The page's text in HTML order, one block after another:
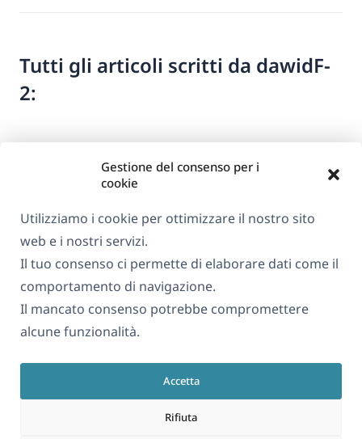
Gestione del consenso per i
cookie
Utilizziamo i cookie per ottimizzare il nostro sito
web e i nostri servizi.
Il tuo consenso ci permette di elaborare dati come il
comportamento di navigazione.
Il mancato consenso potrebbe compromettere
alcune funzionalità.
Accetta
Rifiuta
Tutti gli articoli scritti da dawidF-
2:
Italiano
GDPR e Informativa sulla Privacy
Unisciti al nostro team(si
nuova
apre
in
una
nuova
apre
in
una
nuova
apre
una